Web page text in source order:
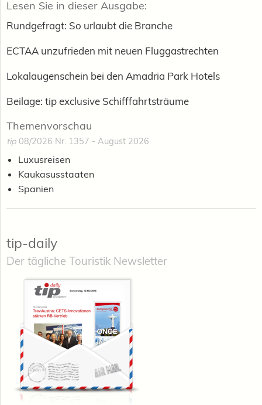
Lesen Sie in dieser Ausgabe:
Rundgefragt: So urlaubt die Branche
ECTAA unzufrieden mit neuen Fluggastrechten
Lokalaugenschein bei den Amadria Park Hotels
Beilage: tip exclusive Schifffahrtsträume
Themenvorschau
tip 08/2026 Nr. 1357 - August 2026
Luxusreisen
Kaukasusstaaten
Spanien
tip-daily
Der tägliche Touristik Newsletter